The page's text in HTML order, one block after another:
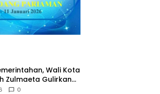
Wali Kota
Zulmaeta Gulirkan
0